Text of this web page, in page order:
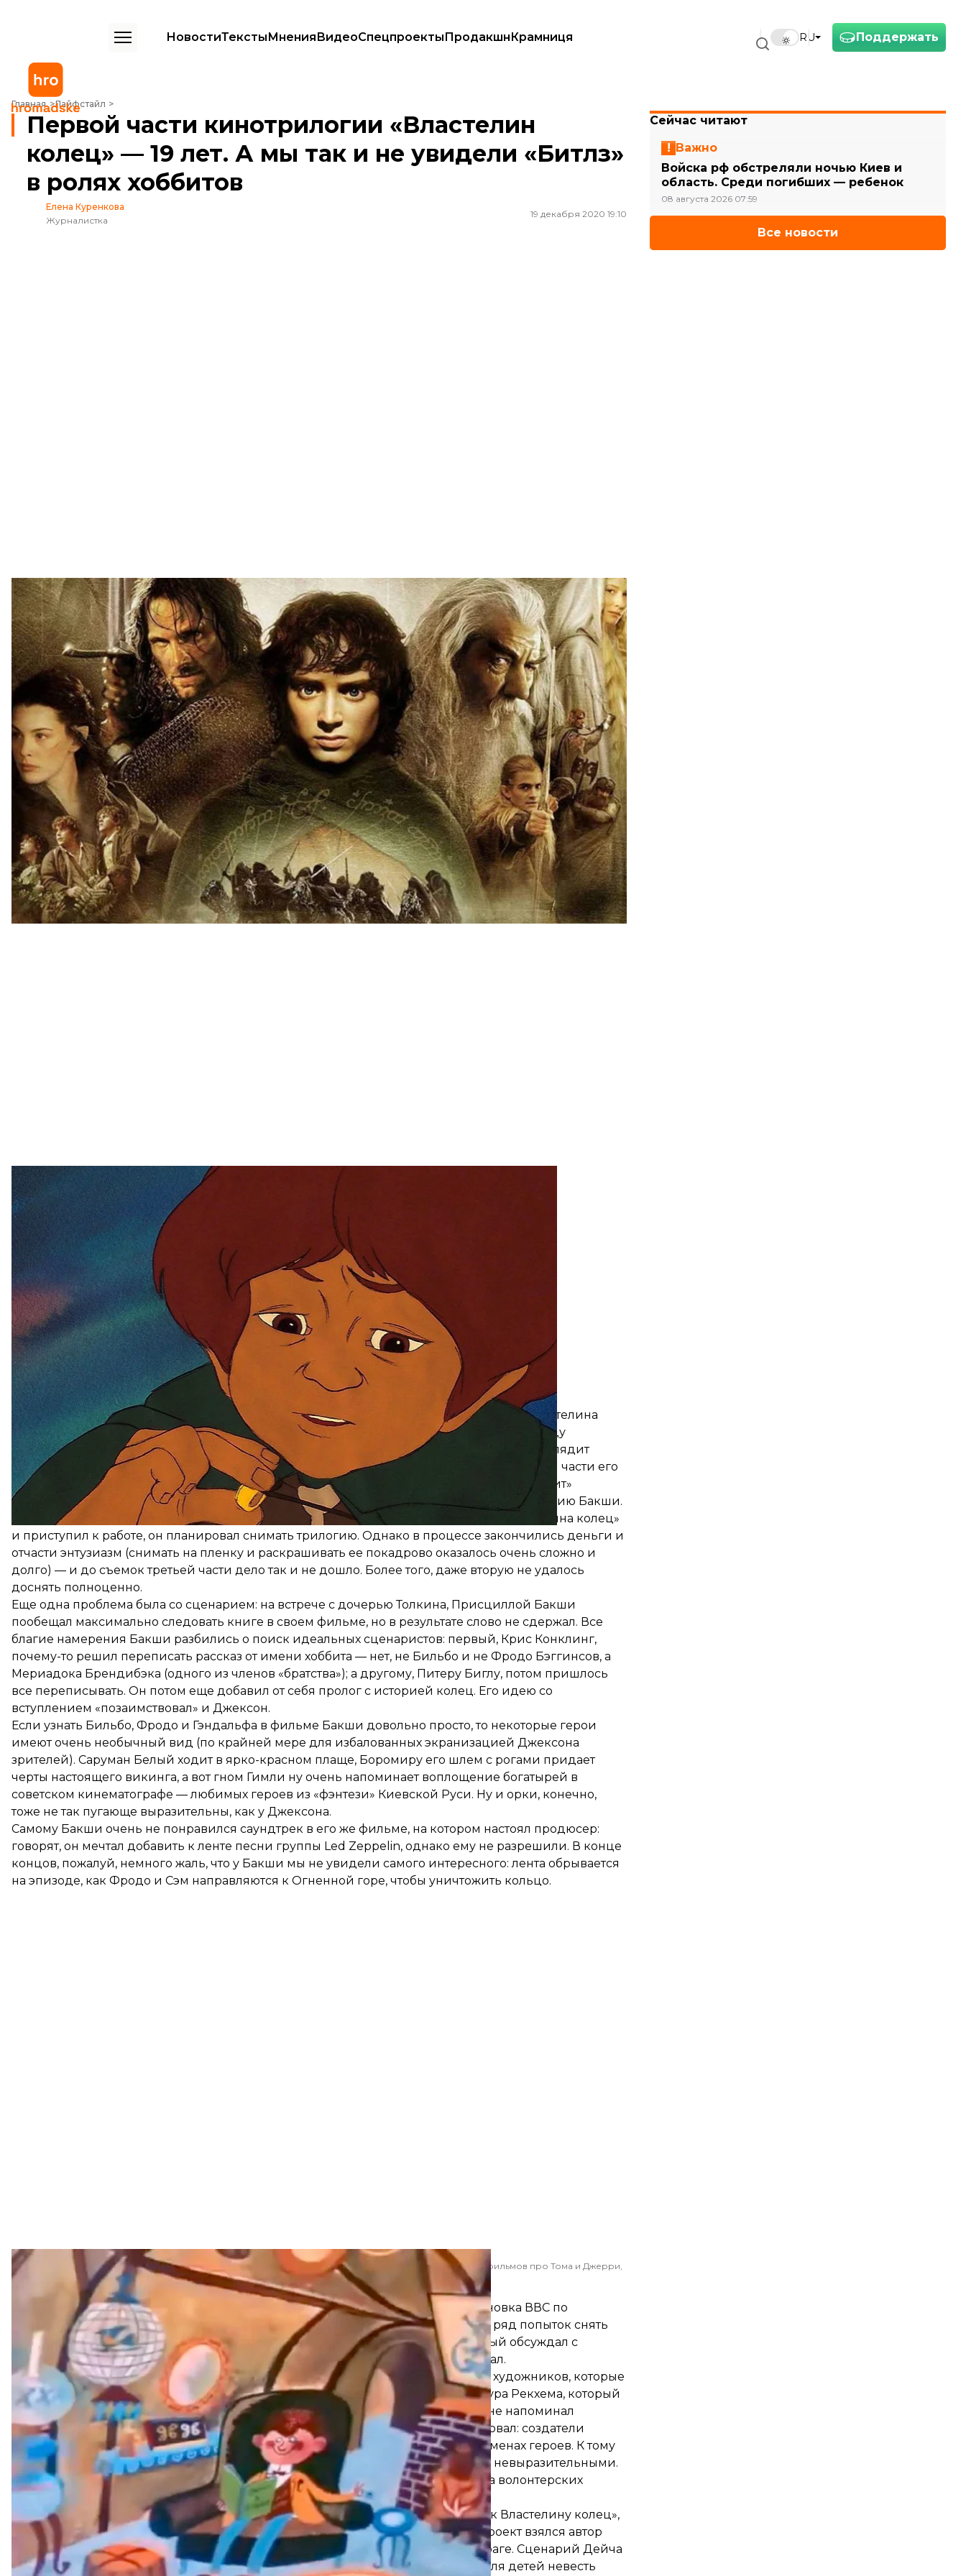
Поддержать
RU
НовостиТекстыМненияВидеоСпецпроектыПродакшнКрамниця
Главная Лайфстайл
Первой части кинотрилогии «Властелин колец» — 19 лет. А мы так и не увидели «Битлз» в ролях хоббитов
Первой части кинотрилогии «Властелин
колец» — 19 лет. А мы так и не увидели «Битлз»
в ролях хоббитов
Елена Куренкова
Журналистка
19 декабря 2020 19:10
Постер к фильму «Братство кольца» — первой части культовой экранизации «Властелина колец»
19 декабря 2001 года вышла в прокат первая часть культовой экранизации «Властелина колец»
новозеландского режиссера Питера Джексона — «Братство кольца». Сейчас для большинства
ценителей созданного Толкином мира Средиземья именно эта версия является классической,
любимой и наиболее близкой к тексту и атмосфере одной из главных фэнтезийных книг всех
времен. Впрочем, если бы Джексон ее не снял, вероятно, долгими зимними вечерами мы бы
смотрели совсем другое кино по мотивам «Властелина колец».
Экранизация Джексона вышла почти через полвека после выхода первой части книги. За это
время попыток перенести эпическую борьбу за Средиземье на экраны было множество — как
удачных (то есть тех, которые все-таки вышли), так и тех, которые в конце концов остались
нереализованными. В начале одной из причин было неодобрение сценарных идей самым
Толкином. Большинство из них авторсчиталбессмысленными и созданными«без признаков
понимания того, о чем говорится в тексте».
Кадр из «Властелина колец» американского режиссера Ральфа Бакши 1978 года
Бакши, вдохновитель Питера Джексона
Начнем с хорошего, а точнее с экранизации, которую есть за что
похвалить
— «Властелина
колец» американского режиссера Ральфа Бакши 1978 года. Хотя это нечто среднее между
анимацией и «живыми съемками» (фильм в технике ротоскопирования) и местами выглядит
очень странно, лента изрядно вдохновила Питера Джексона. Отдельные сцены в первой части его
фильма, например момент, когда хоббитыпрячутсяв корнях дерева от назгула или «визит»
назгулов в таверну в Бри, где скрывались хоббиты, очень напоминают как раз экранизацию Бакши.
Когда в 1976-м Бакши уговорил продюсера Саула Заенца приобрести права на «Властелина колец»
и приступил к работе, он планировал снимать трилогию. Однако в процессе закончились деньги и
отчасти энтузиазм (снимать на пленку и раскрашивать ее покадрово оказалось очень сложно и
долго) — и до съемок третьей части дело так и не дошло. Более того, даже вторую не удалось
доснять полноценно.
Еще одна проблема была со сценарием: на встрече с дочерью Толкина, Присциллой Бакши
пообещал максимально следовать книге в своем фильме, но в результате слово не сдержал. Все
благие намерения Бакши разбились о поиск идеальных сценаристов: первый, Крис Конклинг,
почему-то решил переписать рассказ от имени хоббита — нет, не Бильбо и не Фродо Бэггинсов, а
Мериадока Брендибэка (одного из членов «братства»); а другому, Питеру Биглу, потом пришлось
все переписывать. Он потом еще добавил от себя пролог с историей колец. Его идею со
вступлением «позаимствовал» и Джексон.
Если узнать Бильбо, Фродо и Гэндальфа в фильме Бакши довольно просто, то некоторые герои
имеют очень необычный вид (по крайней мере для избалованных экранизацией Джексона
зрителей). Саруман Белый ходит в ярко-красном плаще, Боромиру его шлем с рогами придает
черты настоящего викинга, а вот гном Гимли ну очень напоминает воплощение богатырей в
советском кинематографе — любимых героев из «фэнтези» Киевской Руси. Ну и орки, конечно,
тоже не так пугающе выразительны, как у Джексона.
Самому Бакши очень не понравился саундтрек в его же фильме, на котором настоял продюсер:
говорят, он мечтал добавить к ленте песни группы Led Zeppelin, однако ему не разрешили. В конце
концов, пожалуй, немного жаль, что у Бакши мы не увидели самого интересного: лента обрывается
на эпизоде, как Фродо и Сэм направляются к Огненной горе, чтобы уничтожить кольцо.
Кадр из первой мультипликационной экранизации «Хоббита», режиссером которой стал автор мультфильмов про Тома и Джерри,
американец Джин Дейч
Анимационные попытки, но никакого «Диснея»
Самой первой попыткой «оживить» произведения Толкина была радиопостановка ВВС по
«Хоббиту», которая категорически не понравилась самому Толкину. Затем был ряд попыток снять
мультфильм по «Властелину колец». Пионером стал Форрест Аккерман, который обсуждал с
Толкином концепцию будущего кино, а тот даже ее предварительно согласовал.
Визуальное воплощение споров не вызвало: Аккерман планировал привлечь художников, которые
бы сделали бы героев, похожими на иллюстрации известного художнику Артура Рекхема, который
к тому времени уже умер. Для Толкина главным было, чтобы будущий фильм не напоминал
диснеевские творения. А вот сценарий трехчасовой ленты профессор забраковал: создатели
будущего кино, мол, бессовестно путались не только в событиях книг, но и в именах героев. К тому
же, в картине планировалось слишком много магии, а характеры героев были невыразительными.
В конце концов, Аккерман еще и хотел привлечь Толкина к сотрудничеству на волонтерских
началах, и это окончательно способствовало тому, что кино не вышло.
А вот в 1960-х все-таки состоялась первая экранизация «Хоббита» — приквела к Властелину колец»,
которая оказалась в конце концов далекой от первоначального замысла. За проект взялся автор
мультфильмов про Тома и Джерри, американец Джин Дейч, работавший в Праге. Сценарий Дейча
был фантастически далек от оригинального произведения Толкина: в ленте для детей невесть
Сейчас читают
Важно
Войска рф обстреляли ночью Киев и
область. Среди погибших — ребенок
08 августа 2026 07:59
Все новости